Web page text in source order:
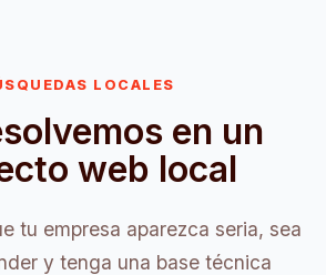
LOCALES
en un
web local
tu empresa aparezca seria, sea
y tenga una base técnica